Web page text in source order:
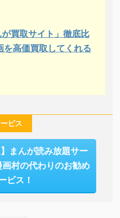
買取サイト」徹底比
高価買取してくれる
ビス
まんが読み放題サー
村の代わりのお勧め
ビス！